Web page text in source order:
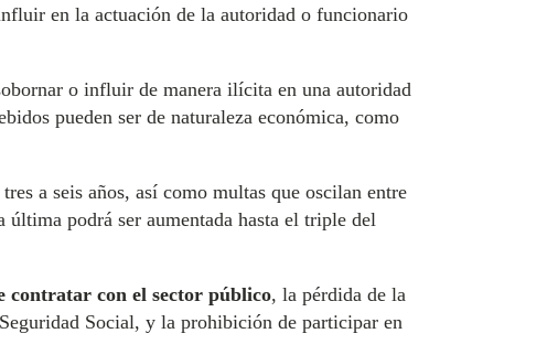
en la actuación de la autoridad o funcionario
o influir de manera ilícita en una autoridad
pueden ser de naturaleza económica, como
a seis años, así como multas que oscilan entre
podrá ser aumentada hasta el triple del
contratar con el sector público, la pérdida de la
Social, y la prohibición de participar en